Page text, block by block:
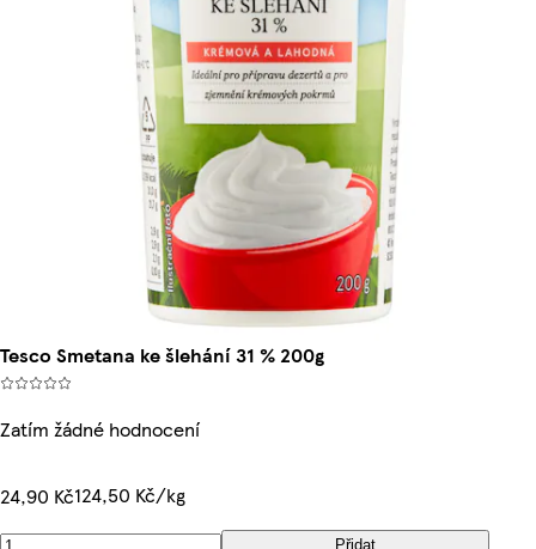
Tesco Smetana ke šlehání 31 % 200g
Zatím žádné hodnocení
24,90 Kč124,50 Kč/kg
Přidat